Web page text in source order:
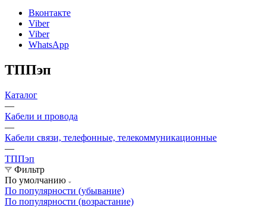
Вконтакте
Viber
Viber
WhatsApp
ТППэп
Каталог
—
Кабели и провода
—
Кабели связи, телефонные, телекоммуникационные
—
ТППэп
Фильтр
По умолчанию
По популярности (убывание)
По популярности (возрастание)